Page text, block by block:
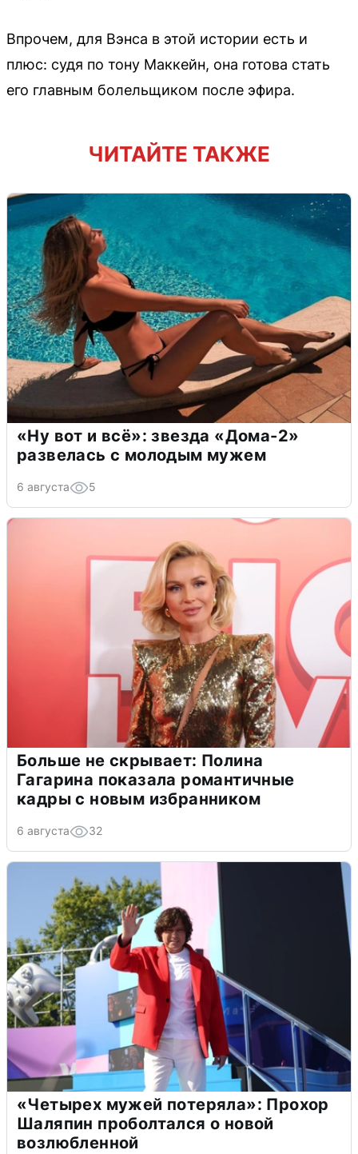
Впрочем, для Вэнса в этой истории есть и
плюс: судя по тону Маккейн, она готова стать
его главным болельщиком после эфира.
ЧИТАЙТЕ ТАКЖЕ
«Ну вот и всё»: звезда «Дома-2»
развелась с молодым мужем
6 августа 5
Больше не скрывает: Полина
Гагарина показала романтичные
кадры с новым избранником
6 августа 32
«Четырех мужей потеряла»: Прохор
Шаляпин проболтался о новой
возлюбленной